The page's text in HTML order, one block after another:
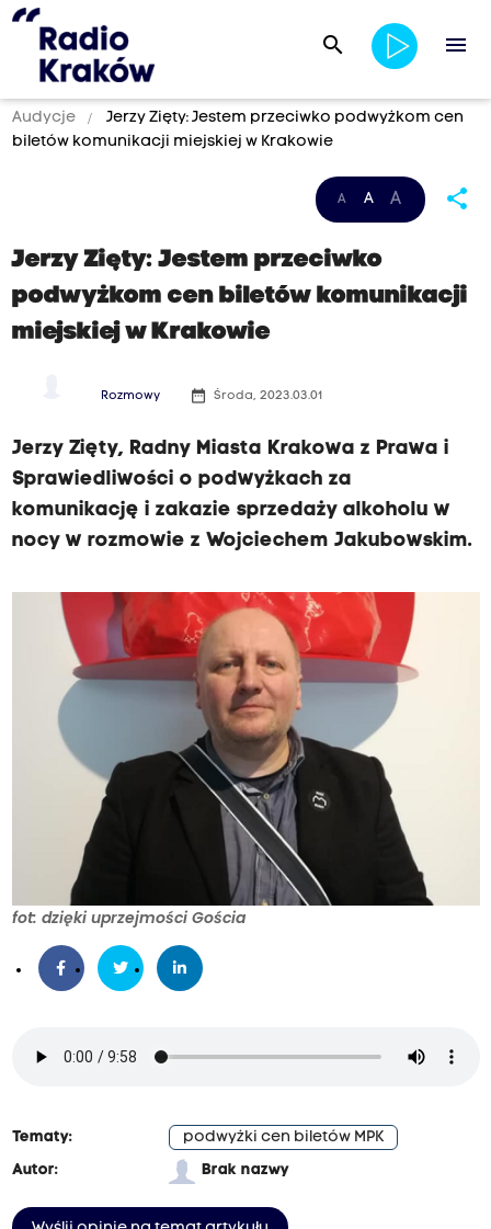
search menu
Audycje
Jerzy Zięty: Jestem przeciwko podwyżkom cen
biletów komunikacji miejskiej w Krakowie
A A A share
Jerzy Zięty: Jestem przeciwko
podwyżkom cen biletów komunikacji
miejskiej w Krakowie
Rozmowy date_range Środa, 2023.03.01
Jerzy Zięty, Radny Miasta Krakowa z Prawa i
Sprawiedliwości o podwyżkach za
komunikację i zakazie sprzedaży alkoholu w
nocy w rozmowie z Wojciechem Jakubowskim.
fot: dzięki uprzejmości Gościa
Tematy:
podwyżki cen biletów MPK
Autor:
Brak nazwy